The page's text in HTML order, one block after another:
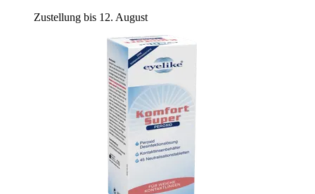
Zustellung bis 12. August